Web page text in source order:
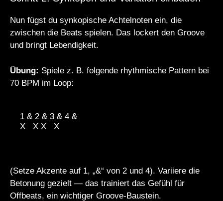
Nun fügst du synkopische Achtelnoten ein, die
zwischen die Beats spielen. Das lockert den Groove
und bringt Lebendigkeit.
Übung: Spiele z. B. folgende rhythmische Pattern bei
70 BPM im Loop:
1 & 2 & 3 & 4 &
X   X X   X
(Setze Akzente auf 1, „&“ von 2 und 4). Variiere die
Betonung gezielt — das trainiert das Gefühl für
Offbeats, ein wichtiger Groove-Baustein.